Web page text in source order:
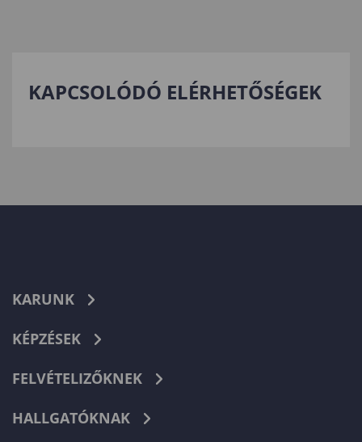
KAPCSOLÓDÓ ELÉRHETŐSÉGEK
KARUNK
KÉPZÉSEK
FELVÉTELIZŐKNEK
HALLGATÓKNAK